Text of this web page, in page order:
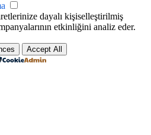
dayalı kişiselleştirilmiş
etkinliğini analiz eder.
Accept All